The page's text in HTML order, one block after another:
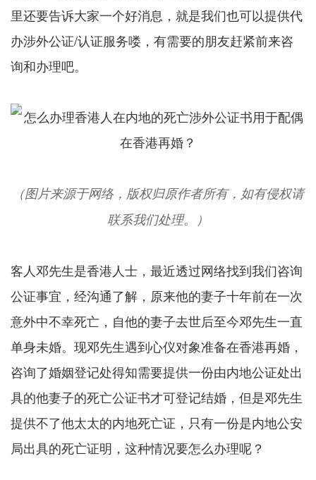
里还要告诉大家一个好消息，就是我们也可以提供代
办涉外公证/认证服务喽，有需要的朋友赶紧前来咨
询和办理吧。
（图片来源于网络，版权归原作者所有，如有侵权请
联系我们处理。）
客人邓先生是香港人士，最近透过网络找到我们咨询
公证事宜，经沟通了解，原来他的妻子十年前在一次
意外中不幸死亡，自他的妻子去世后至今邓先生一直
单身未婚。现邓先生遇到心仪对象准备在香港再婚，
咨询了婚姻登记处得知需要提供一份由内地公证处出
具的他妻子的死亡公证书才可登记结婚，但是邓先生
提供不了他太太的内地死亡证，只有一份是内地公安
局出具的死亡证明，这种情况要怎么办理呢？